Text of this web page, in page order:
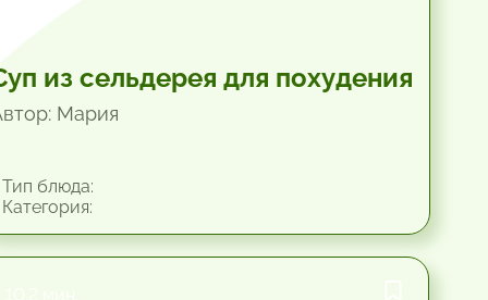
из сельдерея для похудения
Мария
блюда: